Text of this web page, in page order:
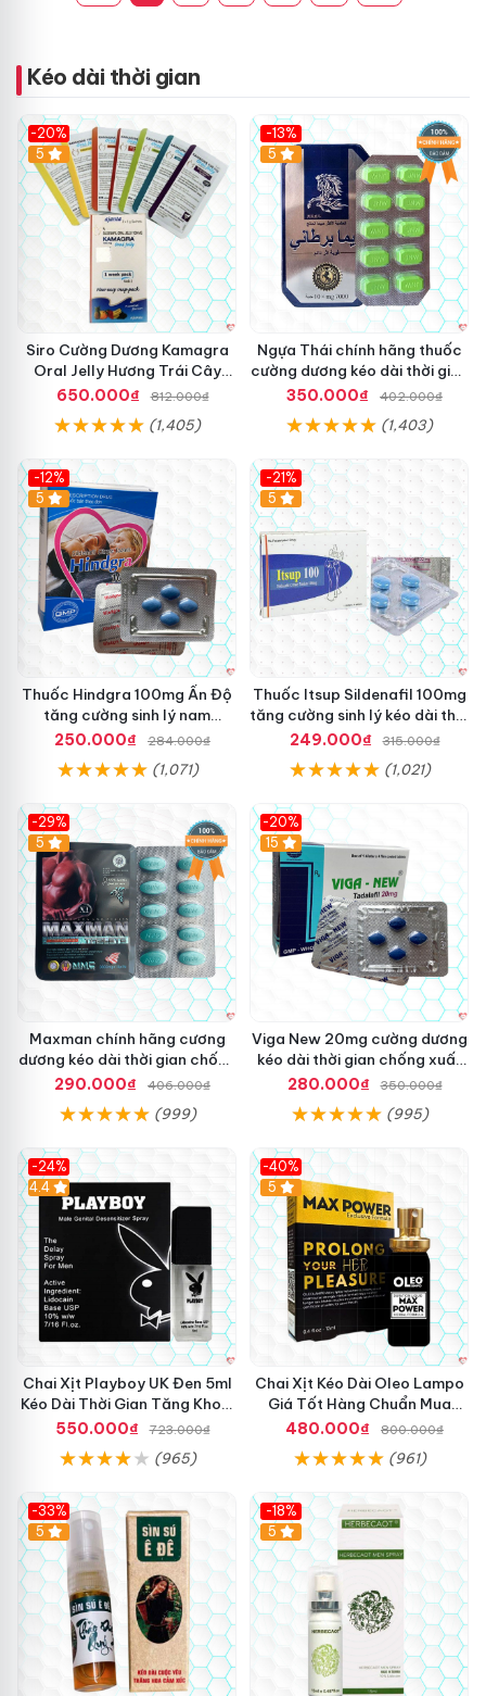
Kéo dài thời gian
-20%
5
Siro Cường Dương Kamagra
Oral Jelly Hương Trái Cây
Một Hộp 7 Gói 100g
650.000₫ 812.000₫
(1,405)
-13%
Hot
5
Ngựa Thái chính hãng thuốc
cường dương kéo dài thời gian
cho Nam hộp 10 viên
350.000₫ 402.000₫
(1,403)
-12%
5
Thuốc Hindgra 100mg Ấn Độ
tăng cường sinh lý nam
hindgra-100 chống xts cương
250.000₫ 284.000₫
(1,071)
-21%
5
Thuốc Itsup Sildenafil 100mg
tăng cường sinh lý kéo dài thời
gian cho nam
249.000₫ 315.000₫
(1,021)
-29%
Hot
5
Maxman chính hãng cương
dương kéo dài thời gian chống
xuất tinh sớm hộp 10 viên
290.000₫ 406.000₫
(999)
-20%
15
Viga New 20mg cường dương
kéo dài thời gian chống xuất
tinh hộp 4 viên
280.000₫ 350.000₫
(995)
-24%
Hot
4.4
Chai Xịt Playboy UK Đen 5ml
Kéo Dài Thời Gian Tăng Khoái
Cảm
550.000₫ 723.000₫
(965)
-40%
5
Chai Xịt Kéo Dài Oleo Lampo
Giá Tốt Hàng Chuẩn Mua
Ngay
480.000₫ 800.000₫
(961)
-33%
5
-18%
5